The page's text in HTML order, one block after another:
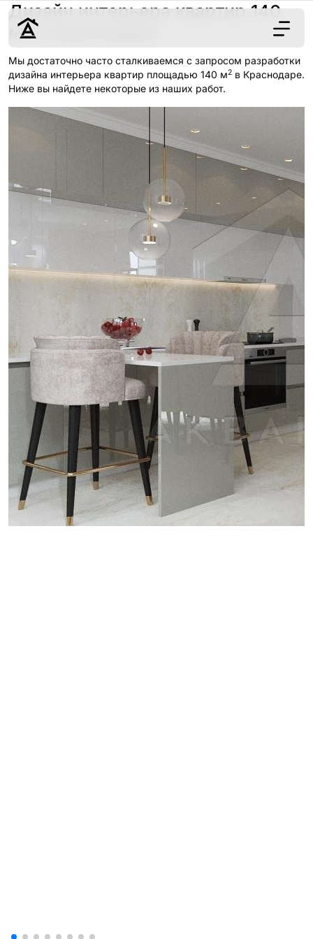
Дизайн
Ремонт
Цены
Наши работы
О нас
г. Краснодар
8 (861) 945-12-
34
проект
Дизайн интерьера квартир 140
м2в Краснодаре
Мы достаточно часто сталкиваемся с запросом разработки
дизайна интерьера квартир площадью 140 м2 в Краснодаре.
Ниже вы найдете некоторые из наших работ.